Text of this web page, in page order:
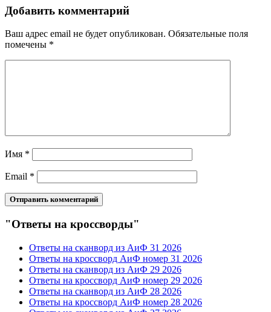
Добавить комментарий
Ваш адрес email не будет опубликован. Обязательные поля
помечены *
Имя *
Email *
"Ответы на кроссворды"
Ответы на сканворд из АиФ 31 2026
Ответы на кроссворд АиФ номер 31 2026
Ответы на сканворд из АиФ 29 2026
Ответы на кроссворд АиФ номер 29 2026
Ответы на сканворд из АиФ 28 2026
Ответы на кроссворд АиФ номер 28 2026